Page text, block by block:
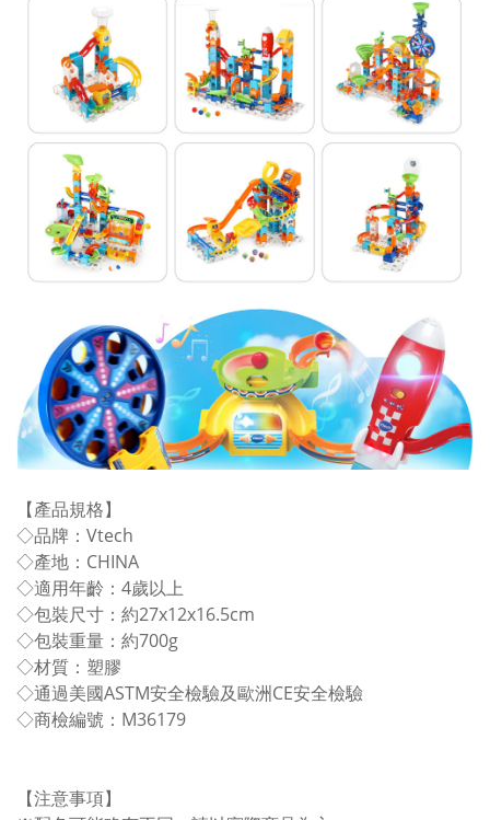
【產品規格】
◇品牌：Vtech
◇產地：CHINA
◇適用年齡：4歲以上
◇包裝尺寸：約27x12x16.5cm
◇包裝重量：約700g
◇材質：塑膠
◇通過美國ASTM安全檢驗及歐洲CE安全檢驗
◇商檢編號：M36179
【注意事項】